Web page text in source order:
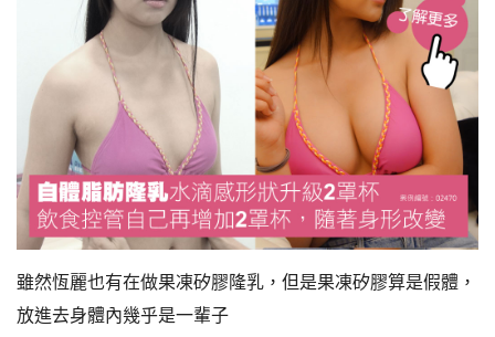
雖然恆麗也有在做果凍矽膠隆乳，但是果凍矽膠算是假體，
放進去身體內幾乎是一輩子